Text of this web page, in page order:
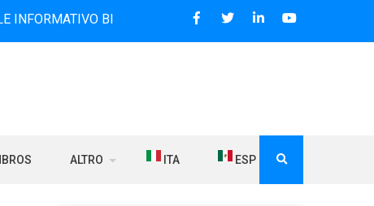
BILINGUE CHE DAL 2006 DIFFONDE NOTIZIE SUI
ALTRO ITA ESP